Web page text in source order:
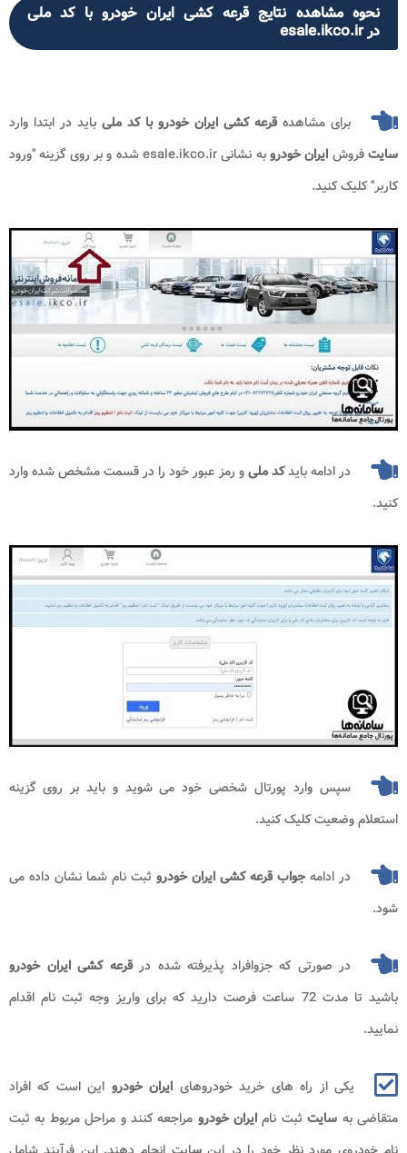
نحوه مشاهده نتایج قرعه کشی ایران خودرو با کد ملی
در esale.ikco.ir
برای مشاهدهقرعه کشی ایران خودرو با کد ملی باید در ابتدا وارد
سایتفروش ایران خودرو
به نشانی esale.ikco.ir شده و بر روی گزینه "ورود
کاربر" کلیک کنید.
در ادامه بایدکد ملیو رمز عبور خود را در قسمت مشخص شده وارد
کنید.
سپس وارد پورتال شخصی خود می شوید و باید بر روی گزینه
استعلام وضعیت کلیک کنید.
در ادامهجواب قرعه کشی ایران خودرو ثبت نام شما نشان داده می
شود.
در صورتی که جزوافراد پذیرفته شده در قرعه کشی ایران خودرو
باشید تا مدت 72 ساعت فرصت دارید که برای واریز وجه ثبت نام اقدام
نمایید.
یکی از راه های خرید خودروهای ایران خودرو این است که افراد
متقاضی به سایت ثبت نام ایران خودرو مراجعه کنند و مراحل مربوط به ثبت